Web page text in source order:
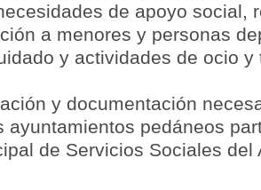
de apoyo social,
a menores y personas
y actividades de ocio y
y documentación
ayuntamientos pedáneos
de Servicios Sociales del